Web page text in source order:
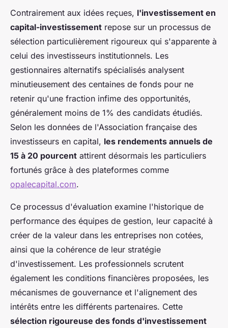
Contrairement aux idées reçues, l'investissement en
capital-investissement repose sur un processus de
sélection particulièrement rigoureux qui s'apparente à
celui des investisseurs institutionnels. Les
gestionnaires alternatifs spécialisés analysent
minutieusement des centaines de fonds pour ne
retenir qu'une fraction infime des opportunités,
généralement moins de 1% des candidats étudiés.
Selon les données de l'Association française des
investisseurs en capital, les rendements annuels de
15 à 20 pourcent attirent désormais les particuliers
fortunés grâce à des plateformes comme
opalecapital.com.
Ce processus d'évaluation examine l'historique de
performance des équipes de gestion, leur capacité à
créer de la valeur dans les entreprises non cotées,
ainsi que la cohérence de leur stratégie
d'investissement. Les professionnels scrutent
également les conditions financières proposées, les
mécanismes de gouvernance et l'alignement des
intérêts entre les différents partenaires. Cette
sélection rigoureuse des fonds d'investissement